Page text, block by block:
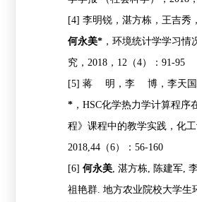
[4] 李明锐，湛方栋，王吉秀
何永美*，环境统计学学习情
究， 2018， 12 （4）： 91-95
[5] 蒋 明，李 博，李天
*， HSC化学热力学计算程序
程》课程中的教学实践，化工
2018,44（6）： 56-160
[6] 何永美, 湛方栋 陈建军,
祖艳群. 地方农业院校大学生